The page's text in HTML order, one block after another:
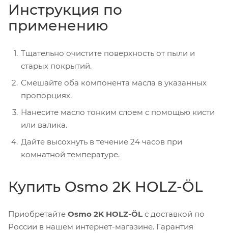
Инструкция по
применению
Тщательно очистите поверхность от пыли и
старых покрытий.
Смешайте оба компонента масла в указанных
пропорциях.
Нанесите масло тонким слоем с помощью кисти
или валика.
Дайте высохнуть в течение 24 часов при
комнатной температуре.
Купить Osmo 2K HOLZ-ÖL
Приобретайте Osmo 2K HOLZ-ÖL с доставкой по
России в нашем интернет-магазине. Гарантия